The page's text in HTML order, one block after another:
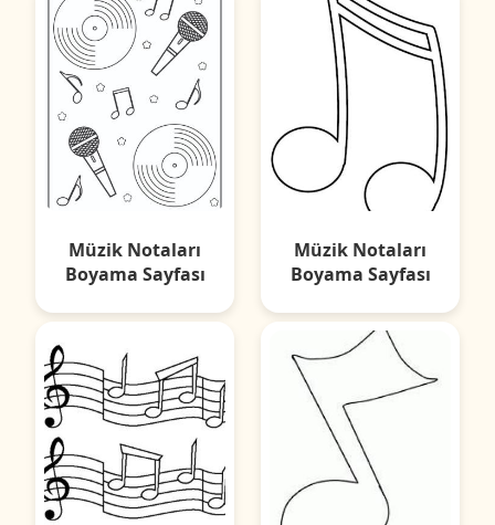
Müzik Notaları
Boyama Sayfası
Müzik Notaları
Boyama Sayfası